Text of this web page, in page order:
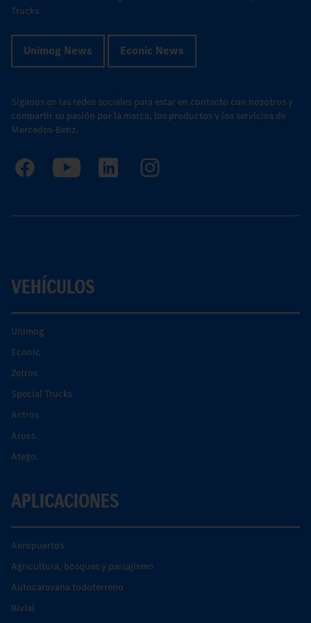
Trucks.
Unimog News Econic News
Síganos en las redes sociales para estar en contacto con nosotros y
compartir su pasión por la marca, los productos y los servicios de
Mercedes-Benz.
VEHÍCULOS
Unimog
Econic
Zetros
Special Trucks
Actros
Arocs.
Atego.
APLICACIONES
Aeropuertos
Agricultura, bosques y paisajismo
Autocaravana todoterreno
Bivial